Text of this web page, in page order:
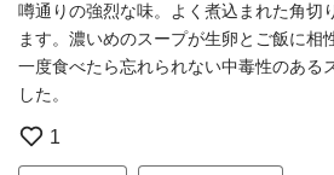
噂通りの強烈な味。よく煮込まれた角切
ます。濃いめのスープが生卵とご飯に相
一度食べたら忘れられない中毒性のある
した。
1